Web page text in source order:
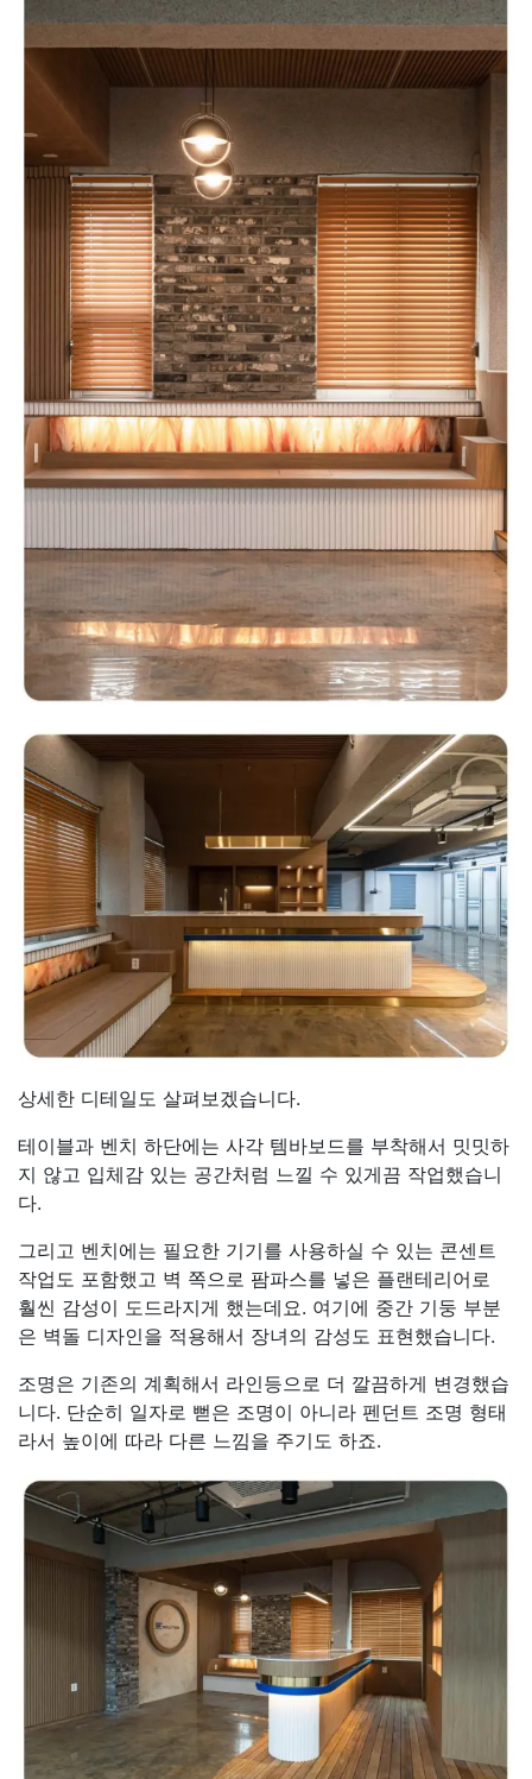
상세한 디테일도 살펴보겠습니다.
테이블과 벤치 하단에는 사각 템바보드를 부착해서 밋밋하
지 않고 입체감 있는 공간처럼 느낄 수 있게끔 작업했습니
다.
그리고 벤치에는 필요한 기기를 사용하실 수 있는 콘센트
작업도 포함했고 벽 쪽으로 팜파스를 넣은 플랜테리어로
훨씬 감성이 도드라지게 했는데요. 여기에 중간 기둥 부분
은 벽돌 디자인을 적용해서 장녀의 감성도 표현했습니다.
조명은 기존의 계획해서 라인등으로 더 깔끔하게 변경했습
니다. 단순히 일자로 뻗은 조명이 아니라 펜던트 조명 형태
라서 높이에 따라 다른 느낌을 주기도 하죠.